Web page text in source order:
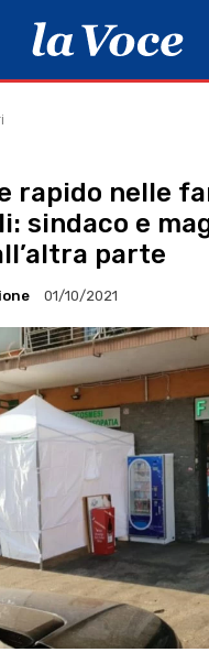
rapido nelle
sindaco e
parte
01/10/2021